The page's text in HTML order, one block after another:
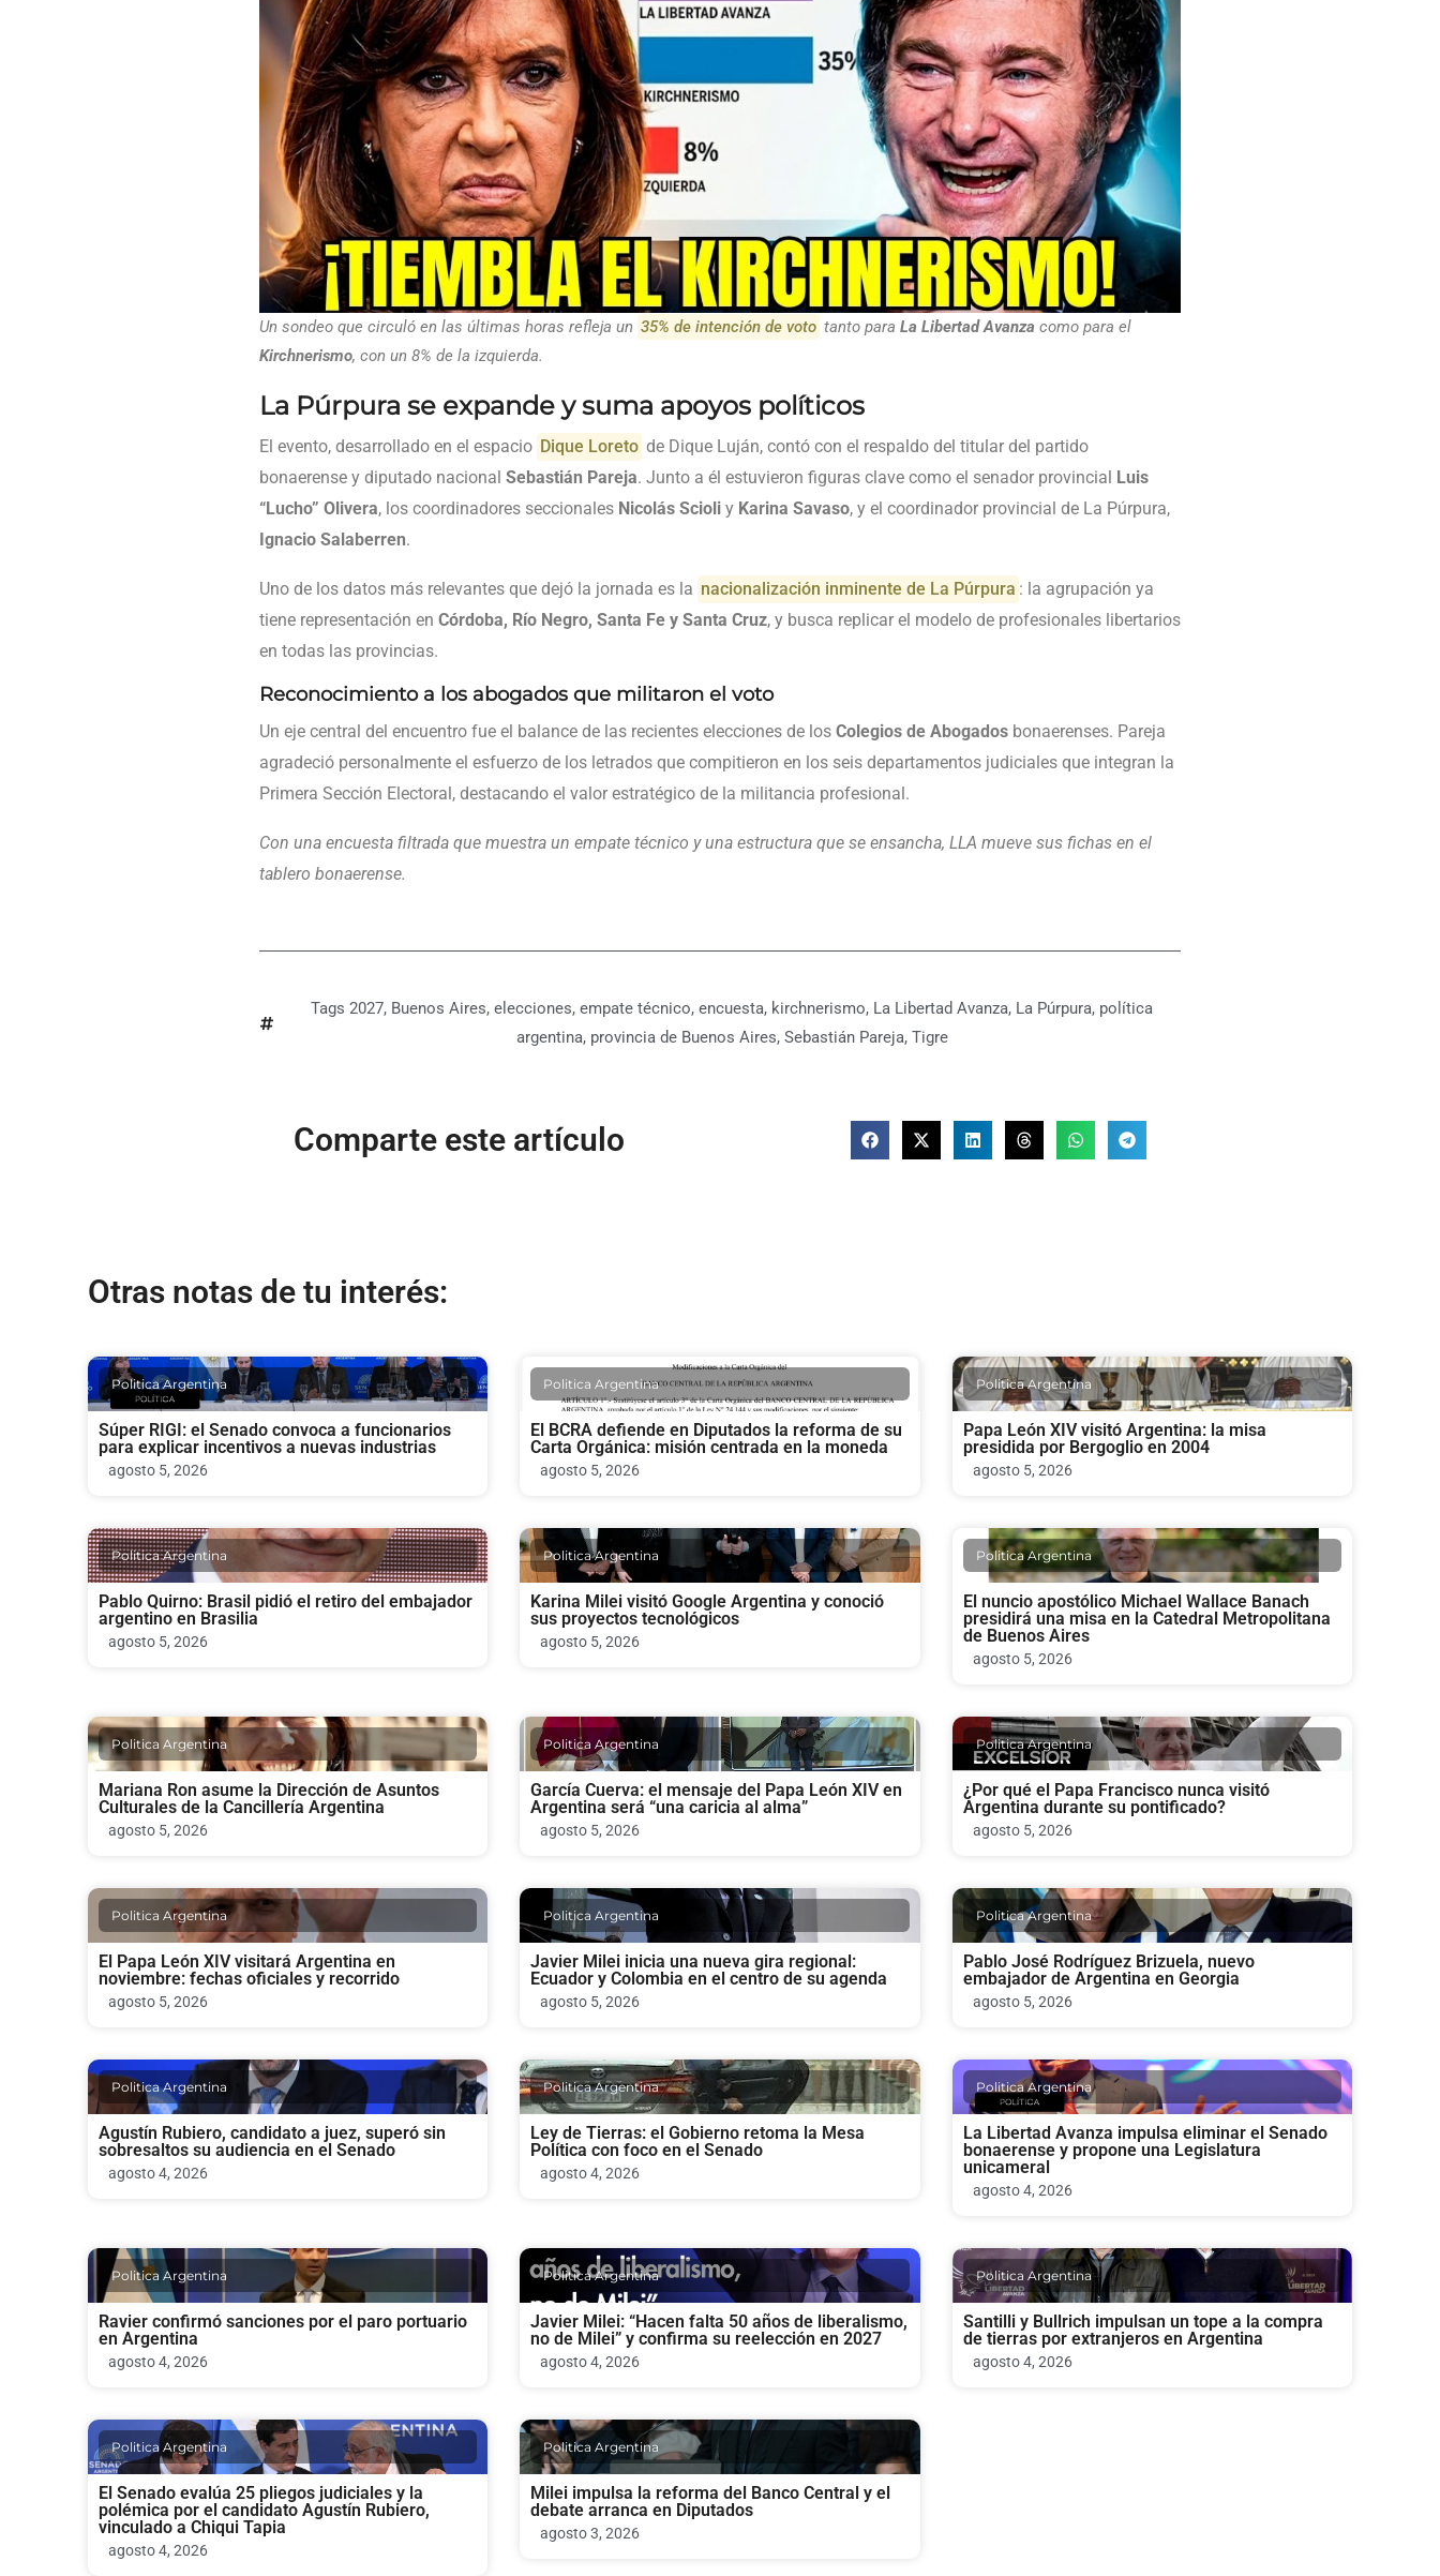
Un sondeo que circuló en las últimas horas refleja un 35% de intención de voto tanto para La Libertad Avanza como para el
Kirchnerismo, con un 8% de la izquierda.
La Púrpura se expande y suma apoyos políticos
El evento, desarrollado en el espacio Dique Loreto de Dique Luján, contó con el respaldo del titular del partido
bonaerense y diputado nacional Sebastián Pareja. Junto a él estuvieron figuras clave como el senador provincial
Luis
“Lucho” Olivera, los coordinadores seccionales Nicolás Scioli y Karina Savaso, y el coordinador provincial de La Púrpura,
Ignacio Salaberren.
Uno de los datos más relevantes que dejó la jornada es la nacionalización inminente de La Púrpura : la agrupación ya
tiene representación en Córdoba, Río Negro, Santa Fe y Santa Cruz, y busca replicar el modelo de profesionales libertarios
en todas las provincias.
Reconocimiento a los abogados que militaron el voto
Un eje central del encuentro fue el balance de las recientes elecciones de los Colegios de Abogados bonaerenses. Pareja
agradeció personalmente el esfuerzo de los letrados que compitieron en los seis departamentos judiciales que integran la
Primera Sección Electoral, destacando el valor estratégico de la militancia profesional.
Con una encuesta filtrada que muestra un empate técnico y una estructura que se ensancha, LLA mueve sus fichas en el
tablero bonaerense.
Tags 2027, Buenos Aires, elecciones, empate técnico, encuesta, kirchnerismo, La Libertad Avanza, La Púrpura, política
argentina, provincia de Buenos Aires, Sebastián Pareja, Tigre
Comparte este artículo
Otras notas de tu interés:
Politica Argentina
Súper RIGI: el Senado convoca a funcionarios
para explicar incentivos a nuevas industrias
agosto 5, 2026
Politica Argentina
El BCRA defiende en Diputados la reforma de su
Carta Orgánica: misión centrada en la moneda
agosto 5, 2026
Politica Argentina
Papa León XIV visitó Argentina: la misa
presidida por Bergoglio en 2004
agosto 5, 2026
Politica Argentina
Pablo Quirno: Brasil pidió el retiro del embajador
argentino en Brasilia
agosto 5, 2026
Politica Argentina
Karina Milei visitó Google Argentina y conoció
sus proyectos tecnológicos
agosto 5, 2026
Politica Argentina
El nuncio apostólico Michael Wallace Banach
presidirá una misa en la Catedral Metropolitana
de Buenos Aires
agosto 5, 2026
Politica Argentina
Mariana Ron asume la Dirección de Asuntos
Culturales de la Cancillería Argentina
agosto 5, 2026
Politica Argentina
García Cuerva: el mensaje del Papa León XIV en
Argentina será “una caricia al alma”
agosto 5, 2026
Politica Argentina
¿Por qué el Papa Francisco nunca visitó
Argentina durante su pontificado?
agosto 5, 2026
Politica Argentina
El Papa León XIV visitará Argentina en
noviembre: fechas oficiales y recorrido
agosto 5, 2026
Politica Argentina
Javier Milei inicia una nueva gira regional:
Ecuador y Colombia en el centro de su agenda
agosto 5, 2026
Politica Argentina
Pablo José Rodríguez Brizuela, nuevo
embajador de Argentina en Georgia
agosto 5, 2026
Politica Argentina
Agustín Rubiero, candidato a juez, superó sin
sobresaltos su audiencia en el Senado
agosto 4, 2026
Politica Argentina
Ley de Tierras: el Gobierno retoma la Mesa
Política con foco en el Senado
agosto 4, 2026
Politica Argentina
La Libertad Avanza impulsa eliminar el Senado
bonaerense y propone una Legislatura
unicameral
agosto 4, 2026
Politica Argentina
Ravier confirmó sanciones por el paro portuario
en Argentina
agosto 4, 2026
Politica Argentina
Javier Milei: “Hacen falta 50 años de liberalismo,
no de Milei” y confirma su reelección en 2027
agosto 4, 2026
Politica Argentina
Santilli y Bullrich impulsan un tope a la compra
de tierras por extranjeros en Argentina
agosto 4, 2026
Politica Argentina
El Senado evalúa 25 pliegos judiciales y la
polémica por el candidato Agustín Rubiero,
vinculado a Chiqui Tapia
agosto 4, 2026
Politica Argentina
Milei impulsa la reforma del Banco Central y el
debate arranca en Diputados
agosto 3, 2026